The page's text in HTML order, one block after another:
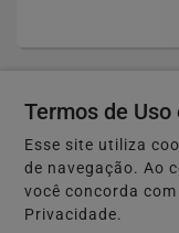
Termos de
Esse site utiliza
de navegação. Ao
você concorda
Privacidade.